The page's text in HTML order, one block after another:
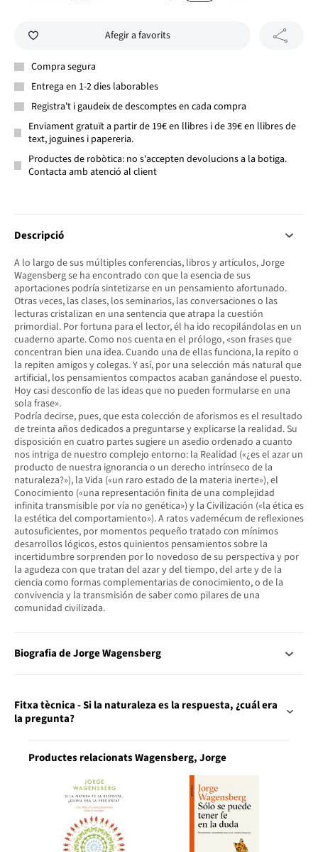
Afegir a favorits
Compra segura
Entrega en 1-2 dies laborables
Registra't i gaudeix de descomptes en cada compra
Enviament gratuït a partir de 19€ en llibres i de 39€ en llibres de
text, joguines i papereria.
Productes de robòtica: no s'accepten devolucions a la botiga.
Contacta amb atenció al client
Descripció
A lo largo de sus múltiples conferencias, libros y artículos, Jorge
Wagensberg se ha encontrado con que la esencia de sus
aportaciones podría sintetizarse en un pensamiento afortunado.
Otras veces, las clases, los seminarios, las conversaciones o las
lecturas cristalizan en una sentencia que atrapa la cuestión
primordial. Por fortuna para el lector, él ha ido recopilándolas en un
cuaderno aparte. Como nos cuenta en el prólogo, «son frases que
concentran bien una idea. Cuando una de ellas funciona, la repito o
la repiten amigos y colegas. Y así, por una selección más natural que
artificial, los pensamientos compactos acaban ganándose el puesto.
Hoy casi desconfío de las ideas que no pueden formularse en una
sola frase».
Podría decirse, pues, que esta colección de aforismos es el resultado
de treinta años dedicados a preguntarse y explicarse la realidad. Su
disposición en cuatro partes sugiere un asedio ordenado a cuanto
nos intriga de nuestro complejo entorno: la Realidad («¿es el azar un
producto de nuestra ignorancia o un derecho intrínseco de la
naturaleza?»), la Vida («un raro estado de la materia inerte»), el
Conocimiento («una representación finita de una complejidad
infinita transmisible por vía no genética») y la Civilización («la ética es
la estética del comportamiento»). A ratos vademécum de reflexiones
autosuficientes, por momentos pequeño tratado con mínimos
desarrollos lógicos, estos quinientos pensamientos sobre la
incertidumbre sorprenden por lo novedoso de su perspectiva y por
la agudeza con que tratan del azar y del tiempo, del arte y de la
ciencia como formas complementarias de conocimiento, o de la
convivencia y la transmisión de saber como pilares de una
comunidad civilizada.
Biografia de Jorge Wagensberg
Fitxa tècnica - Si la naturaleza es la respuesta, ¿cuál era
la pregunta?
Productes relacionats Wagensberg, Jorge